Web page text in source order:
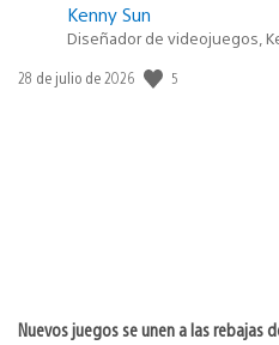
Kenny Sun
Diseñador de videojuegos,
Fecha
28 de julio de 2026 5
Nuevos juegos se unen a las rebajas